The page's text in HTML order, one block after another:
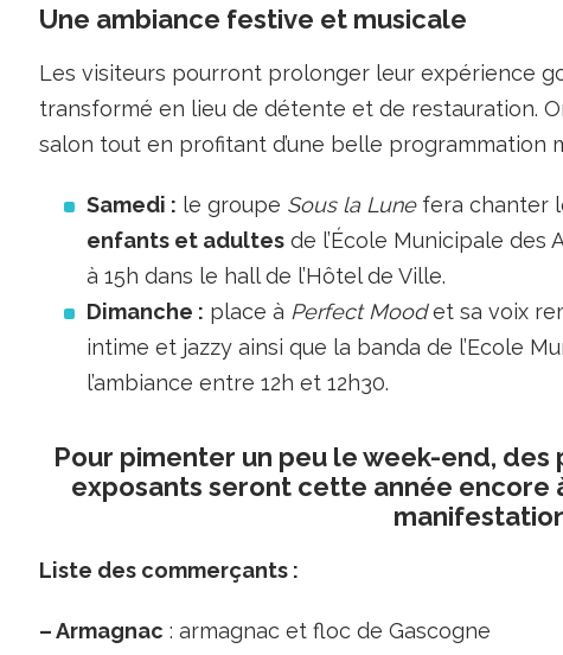
Une ambiance festive et musicale
Les visiteurs pourront prolonger leur expérience
transformé en lieu de détente et de restauration.
salon tout en profitant d’une belle programmation
Samedi : le groupe Sous la Lunefera chanter
enfants et adultes de l’École Municipale
à 15h dans le hall de l’Hôtel de Ville.
Dimanche : place à Perfect Moodet sa voix
intime et jazzy ainsi que la banda de l’Ecole
l’ambiance entre 12h et 12h30.
Pour pimenter un peu le week-end,
exposants seront cette année encore
Liste des commerçants :
– Armagnac : armagnac et floc de Gascogne